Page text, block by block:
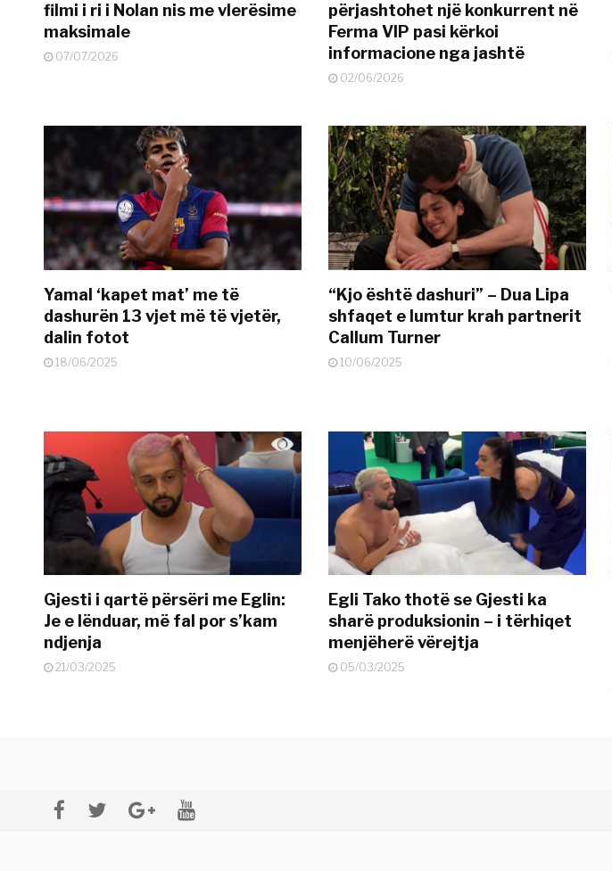
filmi i ri i Nolan nis me vlerësime
maksimale
07/07/2026
përjashtohet një konkurrent në
Ferma VIP pasi kërkoi
informacione nga jashtë
02/06/2026
Yamal ‘kapet mat’ me të
dashurën 13 vjet më të vjetër,
dalin fotot
18/06/2025
“Kjo është dashuri” – Dua Lipa
shfaqet e lumtur krah partnerit
Callum Turner
10/06/2025
Gjesti i qartë përsëri me Eglin:
Je e lënduar, më fal por s’kam
ndjenja
21/03/2025
Egli Tako thotë se Gjesti ka
sharë produksionin – i tërhiqet
menjëherë vërejtja
05/03/2025